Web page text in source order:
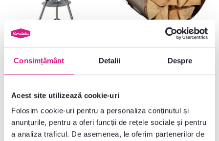
Consimțământ Detalii Despre
Acest site utilizează cookie-uri
Folosim cookie-uri pentru a personaliza conținutul și
anunțurile, pentru a oferi funcții de rețele sociale și pentru
a analiza traficul. De asemenea, le oferim partenerilor de
Grătar de cărbune, negru /
natural, FRAMO
299 lei
-6%
Coş pentru lemne, argintiu / gri,
VREN
139 lei